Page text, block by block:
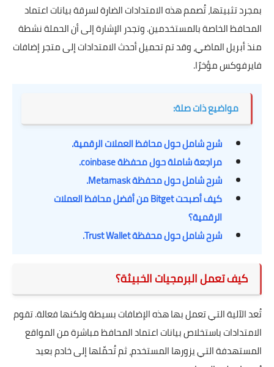
بمجرد تثبيتها، تُصمم هذه الامتدادات الضارة لسرقة بيانات اعتماد
المحافظ الخاصة بالمستخدمين. وتجدر الإشارة إلى أن الحملة نشطة
منذ أبريل الماضي، وقد تم تحميل أحدث الامتدادات إلى متجر إضافات
فايرفوكس مؤخرًا.
مواضيع ذات صلة:
شرح شامل حول محافظ العملات الرقمية.
مراجعة شاملة حول محفظة coinbase.
شرح شامل حول محفظة Metamask.
كيف أصبحت Bitget من أفضل محافظ العملات
الرقمية؟
شرح شامل حول محفظة Trust Wallet.
كيف تعمل البرمجيات الخبيثة؟
تُعد الآلية التي تعمل بها هذه الإضافات بسيطة ولكنها فعالة. تقوم
الامتدادات باستخلاص بيانات اعتماد المحافظ مباشرة من المواقع
المستهدفة التي يزورها المستخدم، ثم تُحمِّلها إلى خادم بعيد